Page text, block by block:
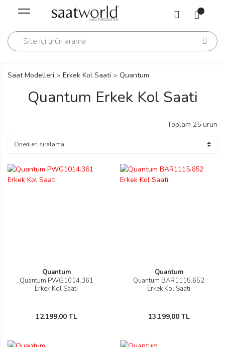
Geri Dön
Polo Club
Geri Dön
Polo Club
Saat Modelleri Erkek Kol Saati Quantum
Quantum Erkek Kol Saati
Toplam 25 ürün
Quantum
Quantum PWG1014.361
Erkek Kol Saati
12.199,00 TL
Quantum
Quantum BAR1115.652
Erkek Kol Saati
13.199,00 TL